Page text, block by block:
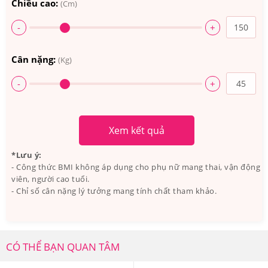
Bộ Đôi Dầu Gội & Dầu Dưỡng Queen Perfume chứa
nhiều thành phần thiết yếu
Sử Dụng?
Chiều cao: (Cm)
- +
Cân nặng: (Kg)
- +
Xem kết quả
*Lưu ý:
- Công thức BMI không áp dụng cho phụ nữ mang thai, vận động
viên, người cao tuổi.
- Chỉ số cân nặng lý tưởng mang tính chất tham khảo.
CÓ THỂ BẠN QUAN TÂM